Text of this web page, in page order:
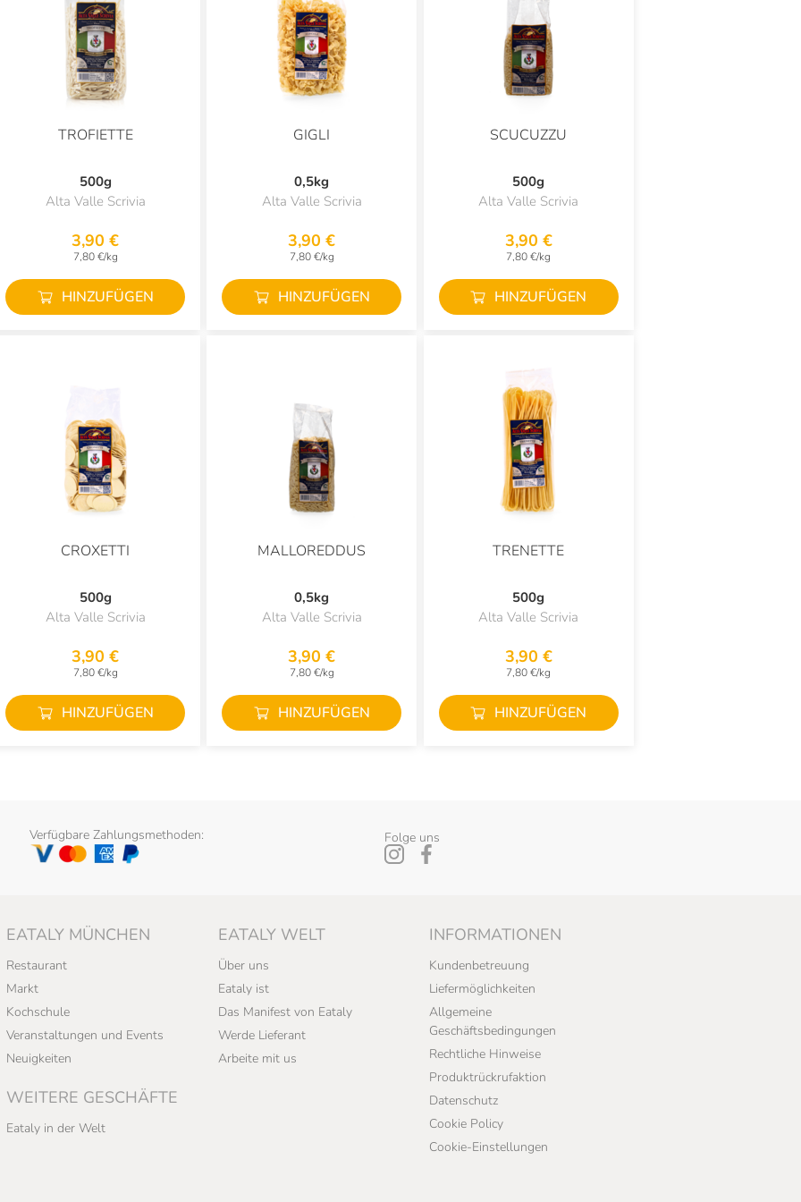
TROFIETTE
500g
Alta Valle Scrivia
3,90 €
7,80 €/kg
HINZUFÜGEN
GIGLI
0,5kg
Alta Valle Scrivia
3,90 €
7,80 €/kg
HINZUFÜGEN
SCUCUZZU
500g
Alta Valle Scrivia
3,90 €
7,80 €/kg
HINZUFÜGEN
CROXETTI
500g
Alta Valle Scrivia
3,90 €
7,80 €/kg
HINZUFÜGEN
MALLOREDDUS
0,5kg
Alta Valle Scrivia
3,90 €
7,80 €/kg
HINZUFÜGEN
TRENETTE
500g
Alta Valle Scrivia
3,90 €
7,80 €/kg
HINZUFÜGEN
Verfügbare Zahlungsmethoden: Folge uns
EATALY MÜNCHEN
Restaurant
Markt
Kochschule
Veranstaltungen und Events
Neuigkeiten
WEITERE GESCHÄFTE
Eataly in der Welt
EATALY WELT
Über uns
Eataly ist
Das Manifest von Eataly
Werde Lieferant
Arbeite mit us
INFORMATIONEN
Kundenbetreuung
Liefermöglichkeiten
Allgemeine
Geschäftsbedingungen
Rechtliche Hinweise
Produktrückrufaktion
Datenschutz
Cookie Policy
Cookie-Einstellungen